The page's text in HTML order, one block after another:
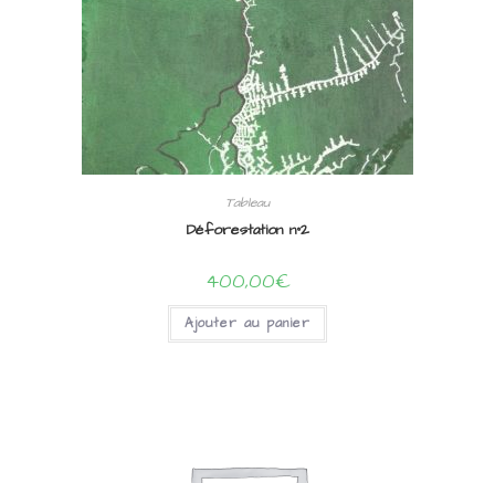
Tableau
Déforestation n°2
400,00€
Ajouter au panier